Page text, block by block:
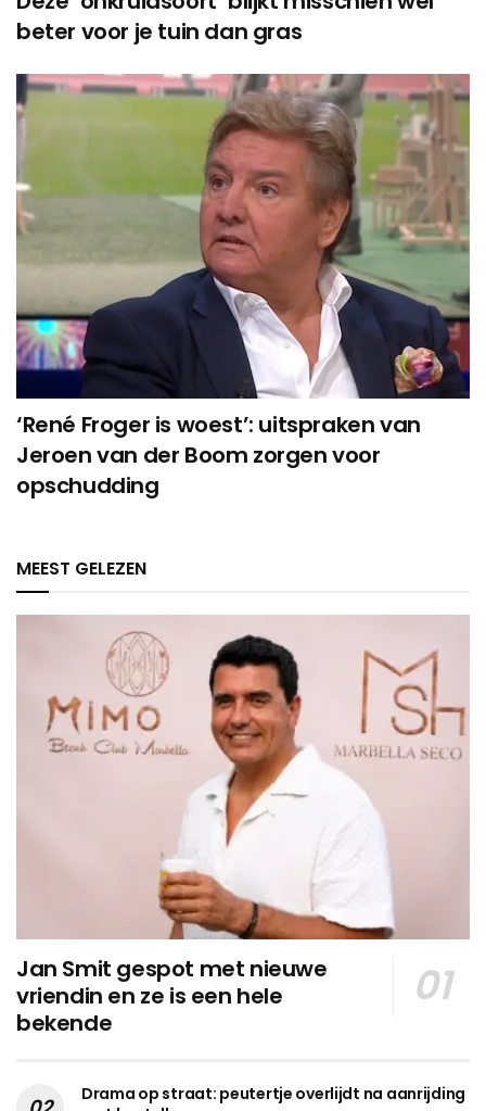
beter voor je tuin dan gras
‘René Froger is woest’: uitspraken van
Jeroen van der Boom zorgen voor
opschudding
MEEST GELEZEN
Jan Smit gespot met nieuwe
vriendin en ze is een hele
bekende
Drama op straat: peutertje overlijdt na aanrijding